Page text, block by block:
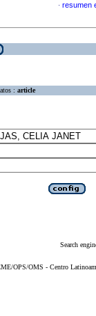
· resumen
: article
Search
OPS/OMS - Centro